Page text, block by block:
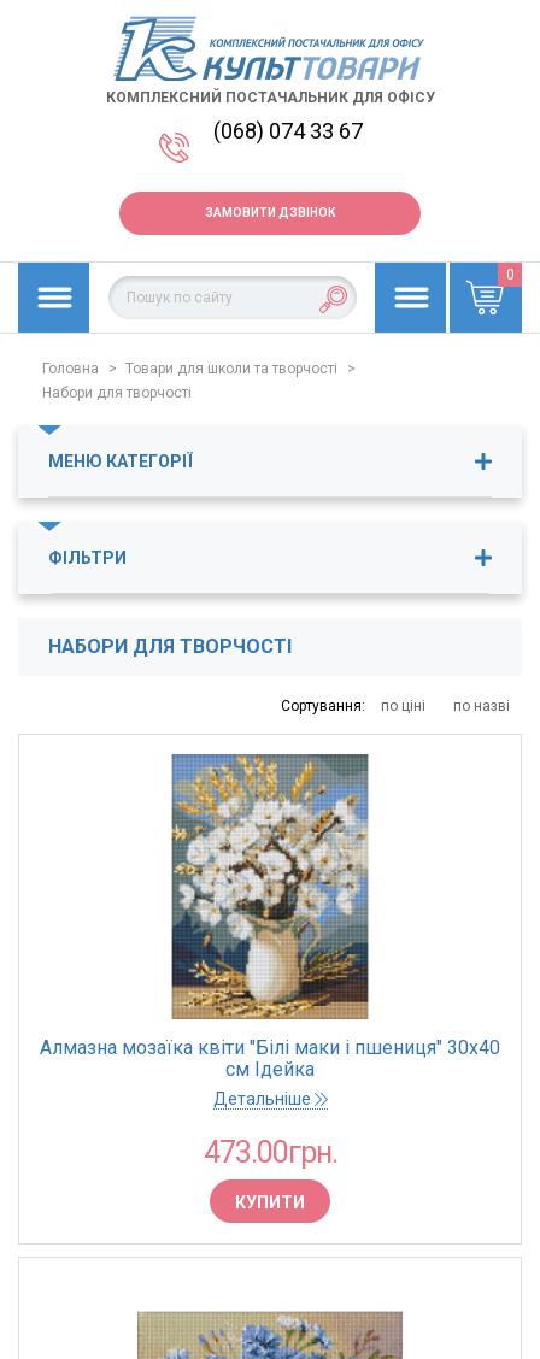
КОМПЛЕКСНИЙ ПОСТАЧАЛЬНИК ДЛЯ ОФІСУ
(068) 074 33 67
ЗАМОВИТИ ДЗВІНОК
0
Головна > Товари для школи та творчості
>
Набори для творчості
МЕНЮ КАТЕГОРІЇ
Декор для творчості
Картини за номерами, алмазні картини
ФІЛЬТРИ
ТОРГОВА МАРКА
НАБОРИ ДЛЯ ТВОРЧОСТІ
Сортування: по ціні по назві
Алмазна мозаїка квіти "Білі маки і пшениця" 30х40
см Ідейка
Детальніше
473.00грн.
КУПИТИ